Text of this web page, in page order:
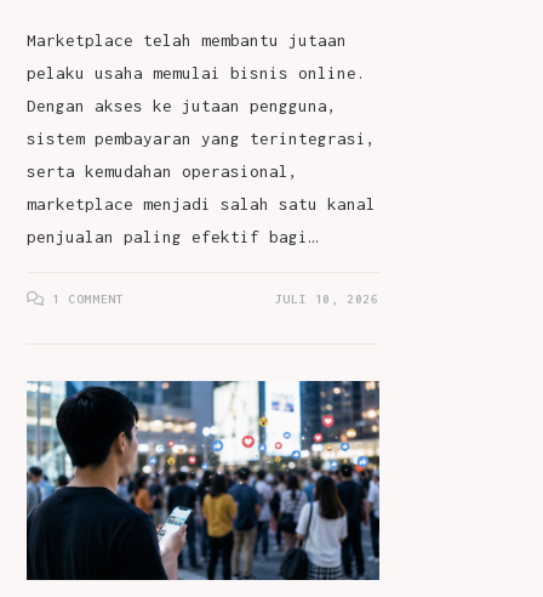
Marketplace telah membantu jutaan
pelaku usaha memulai bisnis online.
Dengan akses ke jutaan pengguna,
sistem pembayaran yang terintegrasi,
serta kemudahan operasional,
marketplace menjadi salah satu kanal
penjualan paling efektif bagi…
1 COMMENT JULI 10, 2026